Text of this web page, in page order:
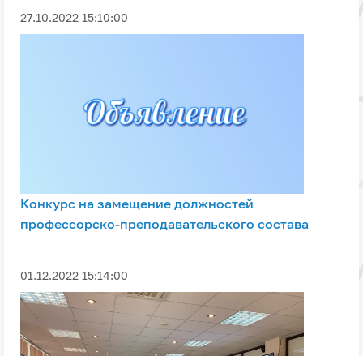
27.10.2022 15:10:00
Конкурс на замещение должностей
профессорско-преподавательского состава
01.12.2022 15:14:00